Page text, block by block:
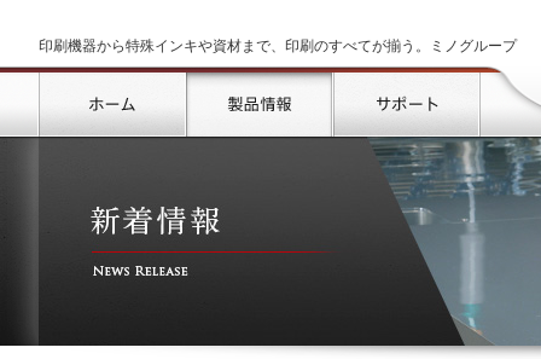
印刷機器から特殊インキや資材まで、印刷のすべてが揃う。ミノグループ
トップ
製品情報 サポート